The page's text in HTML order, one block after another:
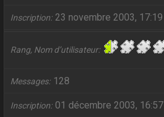
Inscription 23 novembre 2003, 17:19
Rang, Nom d’utilisateur
Messages 128
Inscription 01 décembre 2003, 16:57